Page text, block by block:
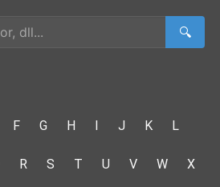
🔍
F G H I J K L
R S T U V W X